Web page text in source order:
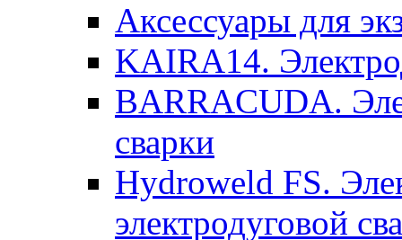
Аксессуары для
KAIRA14.
BARRACUDA.
сварки
Hydroweld FS.
электродуговой